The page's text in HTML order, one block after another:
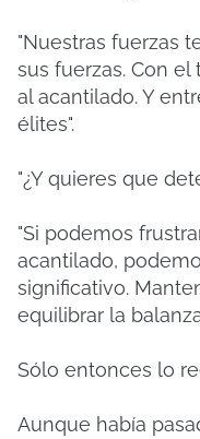
"Nuestras fuerzas
sus fuerzas. Con
al acantilado. Y
élites".
"¿Y quieres que
"Si podemos
acantilado,
significativo.
equilibrar la
Sólo entonces lo
Aunque había